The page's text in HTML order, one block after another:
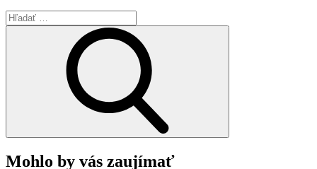
Hľadať:
Mohlo by vás zaujímať